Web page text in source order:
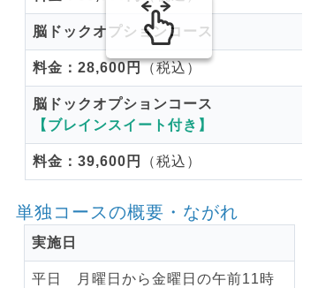
脳ドックオプションコース
料金：28,600円（税込）
脳ドックオプションコース
【ブレインスイート付き】
料金：39,600円 （税込）
単独コースの概要・ながれ
実施日
平日 月曜日から金曜日の午前11時